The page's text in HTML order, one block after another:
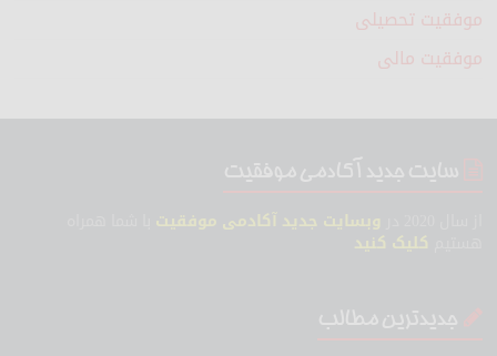
موفقیت تحصیلی
موفقیت مالی